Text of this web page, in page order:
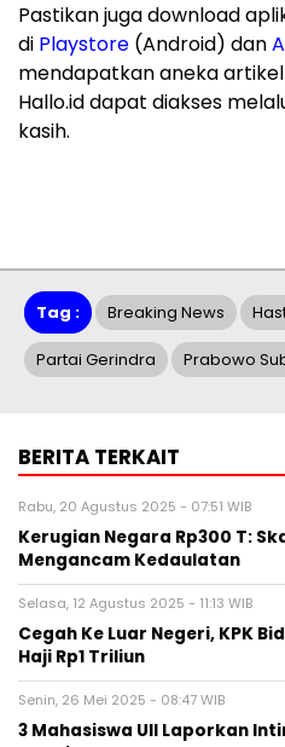
Pastikan juga download
di Playstore (Android) dan
mendapatkan aneka
Hallo.id dapat diakses
kasih.
Tag : Breaking News
Partai Gerindra Prabowo
BERITA TERKAIT
Rabu, 20 Agustus 2025 - 07:51 WIB
Kerugian Negara Rp300 T:
Mengancam Kedaulatan
Selasa, 12 Agustus 2025 - 11:13 WIB
Cegah Ke Luar Negeri, KPK
Haji Rp1 Triliun
Senin, 26 Mei 2025 - 08:47 WIB
3 Mahasiswa UII Laporkan